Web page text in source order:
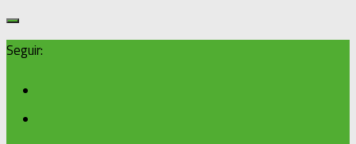
Seguir: